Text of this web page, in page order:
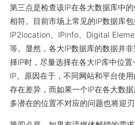
第三点是检查该IP在各大数据库中
相符。目前市场上常见的IP数据库包
IP2location、IPinfo、Digital
等。显然，各大IP数据库的数据并
择IP时，尽量选择在各大IP库中位
IP。原因在于，不同网站和平台使
存在差异，而如果一个IP在各大数
多潜在的位置不对应的问题也将迎刃